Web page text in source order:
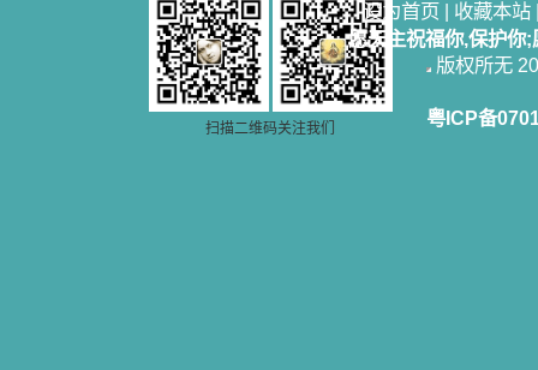
扫描二维码关注我们
设为首页 | 收藏本站
愿天主祝福你,保护你
版权所无
粤ICP备